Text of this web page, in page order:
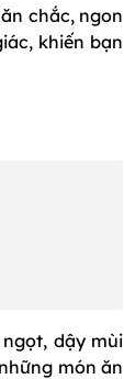
chắc, ngon
khiến bạn
dậy mùi
món ăn